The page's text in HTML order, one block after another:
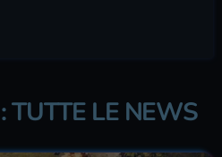
TUTTE LE NEWS